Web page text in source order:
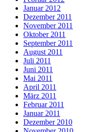
Januar 2012
Dezember 2011
November 2011
Oktober 2011
September 2011
August 2011
Juli 2011
Juni 2011
Mai 2011
April 2011
März 2011
Februar 2011
Januar 2011
Dezember 2010